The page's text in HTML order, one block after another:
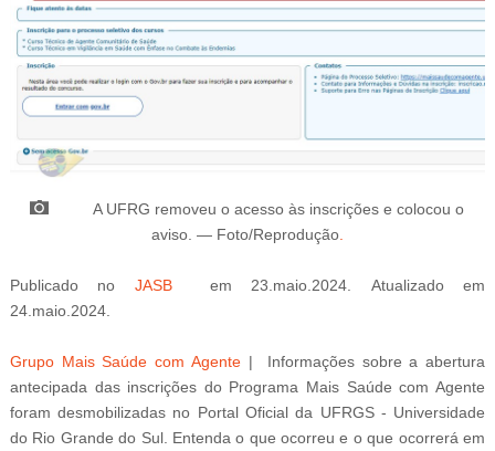
A UFRG removeu o acesso às inscrições e colocou o
aviso. — Foto/Reprodução.
Publicado no JASB em 23.maio.2024. Atualizadoem
24.maio.2024.
Grupo Mais Saúde com Agente|
Informações sobre a abertura
antecipada das inscrições do Programa Mais Saúde com Agente
foram desmobilizadas no Portal Oficial da UFRGS - Universidade
do Rio Grande do Sul. Entenda o que ocorreu e o que ocorrerá em